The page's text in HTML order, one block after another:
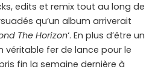
edits et remix tout au long de
qu’un album arriverait
The Horizon‘. En plus d’être un
véritable fer de lance pour le
fin la semaine dernière à